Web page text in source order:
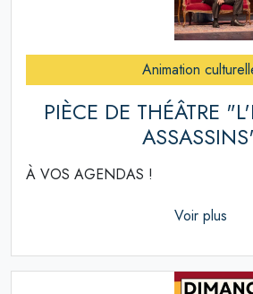
Animation
PIÈCE DE THÉÂTRE
À VOS AGENDAS !
Voir plus